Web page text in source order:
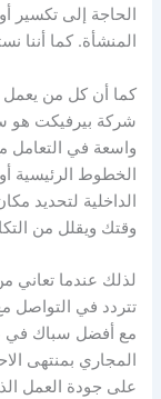
الحاجة إلى تكسير
المنشأة. كما أننا
كما أن كل من
شركة بيرفيكت هو
واسعة في التعامل
الخطوط الرئيسية
الداخلية لتحديد
وقتك ويقلل من
لذلك عندما تعاني
تتردد في التواصل
مع أفضل سباك
المجاري بمنتهى
على جودة العمل